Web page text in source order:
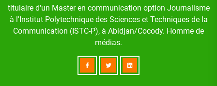
titulaire d'un Master en communication option Journalisme
à l'Institut Polytechnique des Sciences et Techniques de la
Communication (ISTC-P), à Abidjan/Cocody. Homme de
médias.